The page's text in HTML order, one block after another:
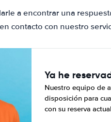
a encontrar una
contacto con nuestro
Ya he
Nuestro equipo de
disposición para
con su reserva